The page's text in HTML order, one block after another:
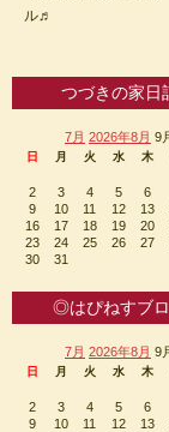
ル♬
つづきの家日
7月 2026年8月 9
日 月 火 水 木
2
3 4 5 6
9
10 11 12 13
16
17 18 19 20
23
24 25 26 27
30
31
◎はぴねすブ
7月 2026年8月 9
日 月 火 水 木
2
3 4 5 6
9
10 11 12 13